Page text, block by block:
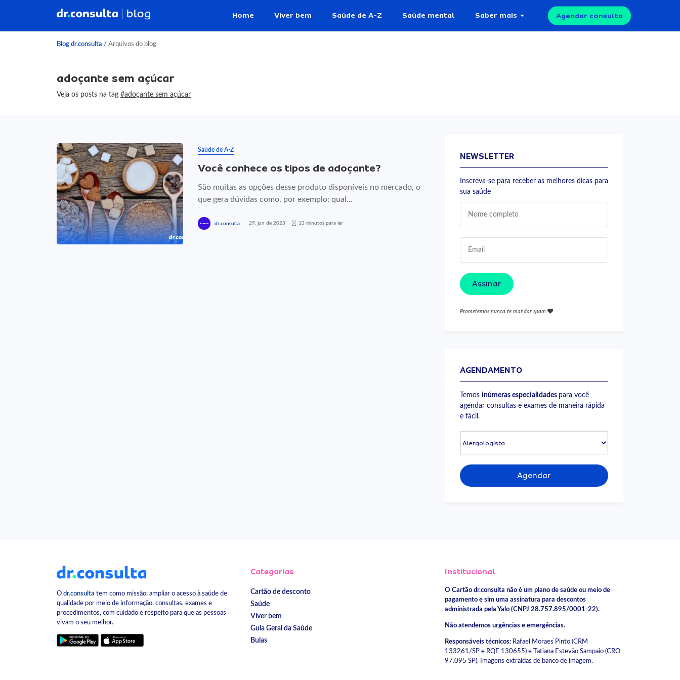
Home Viver bem Saúde de A-Z Saúde mental Saber mais Agendar consulta
Blog dr.consulta / Arquivos do blog
adoçante sem açúcar
Veja os posts na tag #adoçante sem açúcar
Saúde de A-Z
Você conhece os tipos de adoçante?
São muitas as opções desse produto disponíveis no mercado, o
que gera dúvidas como, por exemplo: qual...
dr.consulta 29, jun de 2023 13 minutos para ler
NEWSLETTER
Inscreva-se para receber as melhores dicas para
sua saúde
Assinar
Prometemos nunca te mandar spam
AGENDAMENTO
Temos inúmeras especialidades para você
agendar consultas e exames de maneira rápida
e fácil.
Agendar
O dr.consulta tem como missão: ampliar o acesso à saúde de
qualidade por meio de informação, consultas, exames e
procedimentos, com cuidado e respeito para que as pessoas
vivam o seu melhor.
Categorias
Cartão de desconto
Saúde
Viver bem
Guia Geral da Saúde
Bulas
Institucional
O Cartão dr.consulta não é um plano de saúde ou meio de
pagamento e sim uma assinatura para descontos
administrada pela Yalo (CNPJ 28.757.895/0001-22).
Não atendemos urgências e emergências.
Responsáveis técnicos:Rafael Moraes Pinto (CRM
133261/SP e RQE 130655) e Tatiana Estevão Sampaio (CRO
97.095 SP). Imagens extraídas de banco de imagem.